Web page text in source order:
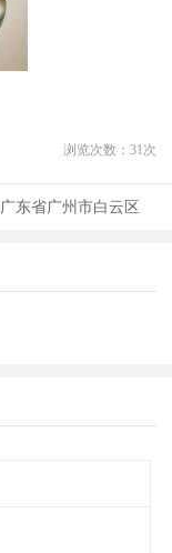
浏览次数： 31 次
广东省广州市白云区